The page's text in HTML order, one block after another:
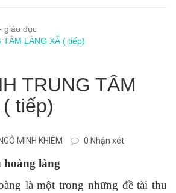
giáo dục
LÀNG XÃ ( tiếp)
TRUNG TÂM
tiếp)
NGÔ MINH KHIÊM 0 Nhận xét
hoàng làng
là một trong những đề tài thu